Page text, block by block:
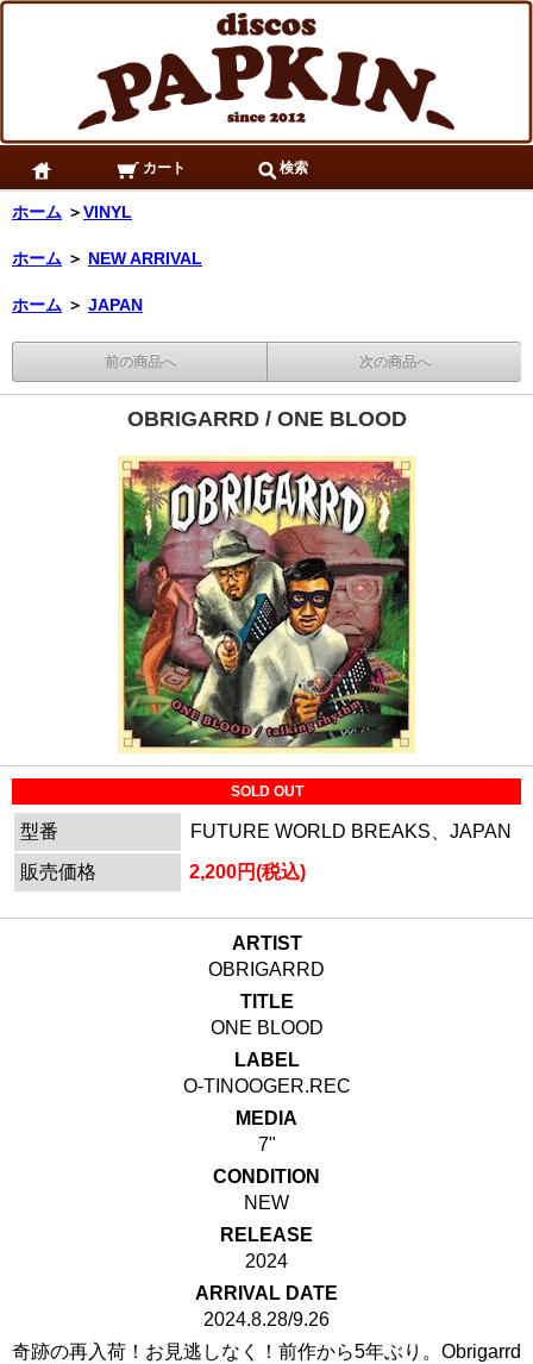
カート 検索
ホーム ＞VINYL
ホーム ＞ NEW ARRIVAL
ホーム ＞ JAPAN
前の商品へ 次の商品へ
OBRIGARRD / ONE BLOOD
SOLD OUT
型番
FUTURE WORLD BREAKS、JAPAN
販売価格
2,200円(税込)
ARTIST
OBRIGARRD
TITLE
ONE BLOOD
LABEL
O-TINOOGER.REC
MEDIA
7"
CONDITION
NEW
RELEASE
2024
ARRIVAL DATE
2024.8.28/9.26
奇跡の再入荷！お見逃しなく！前作から5年ぶり。Obrigarrd